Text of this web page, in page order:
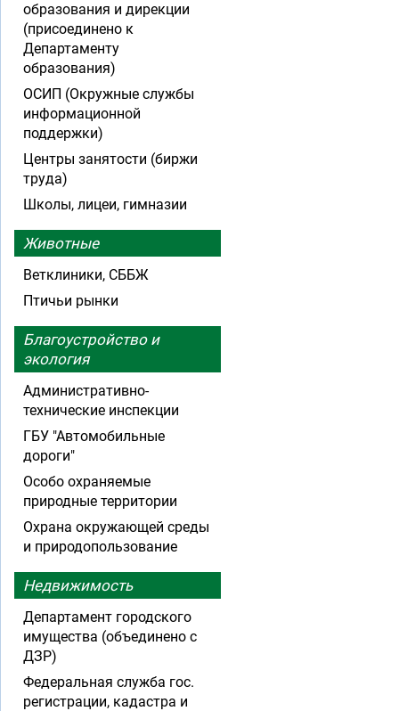
образования и дирекции
(присоединено к
Департаменту
образования)
ОСИП (Окружные службы
информационной
поддержки)
Центры занятости (биржи
труда)
Школы, лицеи, гимназии
Животные
Ветклиники, СББЖ
Птичьи рынки
Благоустройство и
экология
Административно-
технические инспекции
ГБУ "Автомобильные
дороги"
Особо охраняемые
природные территории
Охрана окружающей среды
и природопользование
Недвижимость
Департамент городского
имущества (объединено с
ДЗР)
Федеральная служба гос.
регистрации, кадастра и